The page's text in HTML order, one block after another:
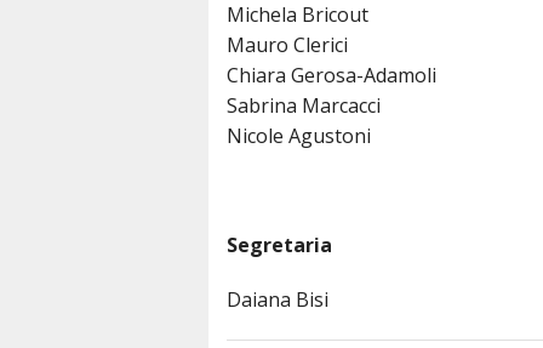
Michela Bricout
Mauro Clerici
Chiara Gerosa-Adamoli
Sabrina Marcacci
Nicole Agustoni
Segretaria
Daiana Bisi